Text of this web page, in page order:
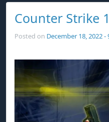
Counter Strike
Posted on December 18, 2022 -